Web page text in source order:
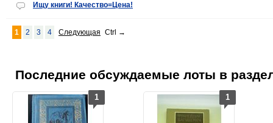
Ищу книги! Качество=Цена!
1 2 3 4 Следующая Ctrl →
Последние обсуждаемые лоты в
1 1